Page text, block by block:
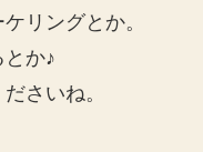
リングとか。
か♪
さいね。